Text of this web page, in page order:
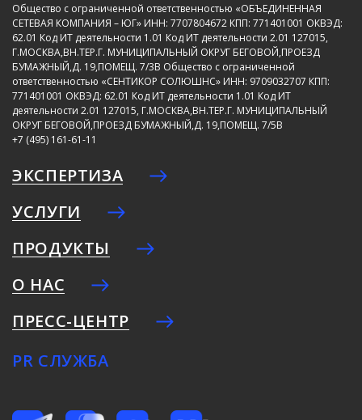
Общество с ограниченной ответственностью «ОБЪЕДИНЕННАЯ
СЕТЕВАЯ КОМПАНИЯ – ЮГ» ИНН: 7707804672 КПП: 771401001 ОКВЭД:
62.01 Код ИТ деятельности 1.01 Код ИТ деятельности 2.01 127015,
Г.МОСКВА,ВН.ТЕР.Г. МУНИЦИПАЛЬНЫЙ ОКРУГ БЕГОВОЙ,ПРОЕЗД
БУМАЖНЫЙ,Д. 19,ПОМЕЩ. 7/3В Общество с ограниченной
ответственностью «СЕНТИКОР СОЛЮШНС» ИНН: 9709032707 КПП:
771401001 ОКВЭД: 62.01 Код ИТ деятельности 1.01 Код ИТ
деятельности 2.01 127015, Г.МОСКВА,ВН.ТЕР.Г. МУНИЦИПАЛЬНЫЙ
ОКРУГ БЕГОВОЙ,ПРОЕЗД БУМАЖНЫЙ,Д. 19,ПОМЕЩ. 7/5В
+7 (495) 161-61-11
ЭКСПЕРТИЗА
УСЛУГИ
ПРОДУКТЫ
О НАС
ПРЕСС-ЦЕНТР
PR СЛУЖБА